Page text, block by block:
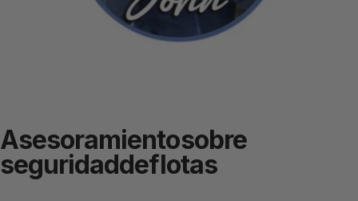
Asesoramientosobre
seguridaddeflotas